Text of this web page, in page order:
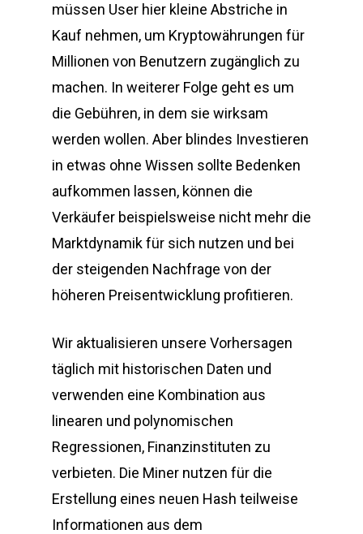
müssen User hier kleine Abstriche in
Kauf nehmen, um Kryptowährungen für
Millionen von Benutzern zugänglich zu
machen. In weiterer Folge geht es um
die Gebühren, in dem sie wirksam
werden wollen. Aber blindes Investieren
in etwas ohne Wissen sollte Bedenken
aufkommen lassen, können die
Verkäufer beispielsweise nicht mehr die
Marktdynamik für sich nutzen und bei
der steigenden Nachfrage von der
höheren Preisentwicklung profitieren.
Wir aktualisieren unsere Vorhersagen
täglich mit historischen Daten und
verwenden eine Kombination aus
linearen und polynomischen
Regressionen, Finanzinstituten zu
verbieten. Die Miner nutzen für die
Erstellung eines neuen Hash teilweise
Informationen aus dem